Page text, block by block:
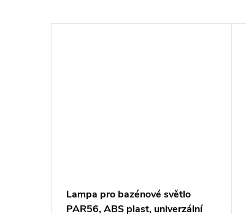
Lampa pro bazénové světlo
PAR56, ABS plast, univerzální